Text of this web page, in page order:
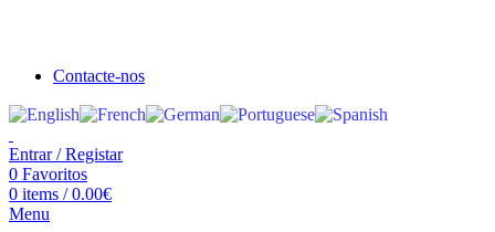
Contacte-nos
Entrar / Registar
0 Favoritos
0 items / 0.00€
Menu